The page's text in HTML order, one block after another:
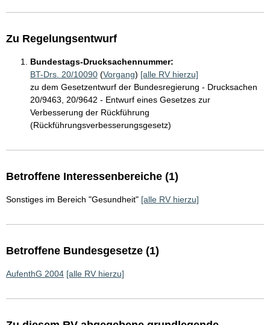
Zu Regelungsentwurf
Bundestags-Drucksachennummer:
BT-Drs. 20/10090 (Vorgang) [alle RV hierzu]
zu dem Gesetzentwurf der Bundesregierung - Drucksachen
20/9463, 20/9642 - Entwurf eines Gesetzes zur
Verbesserung der Rückführung
(Rückführungsverbesserungsgesetz)
Betroffene Interessenbereiche (1)
Sonstiges im Bereich "Gesundheit" [alle RV hierzu]
Betroffene Bundesgesetze (1)
AufenthG 2004 [alle RV hierzu]